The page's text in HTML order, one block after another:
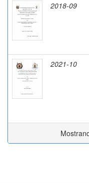
2018-09
2021-10